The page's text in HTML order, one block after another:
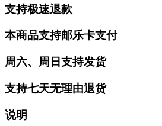
支持极速退款
本商品支持邮乐卡支付
周六、周日支持发货
支持七天无理由退货
说明